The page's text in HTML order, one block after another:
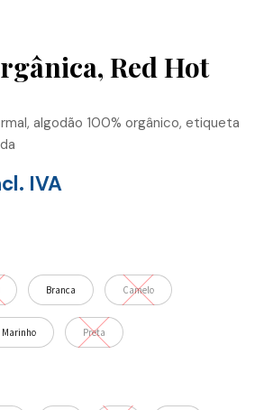
Red Hot
algodão 100% orgânico, etiqueta
IVA
Branca Camelo
Preta